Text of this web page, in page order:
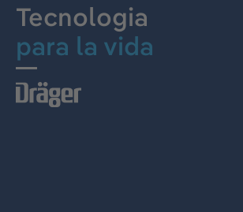
Tecnologia
para la vida